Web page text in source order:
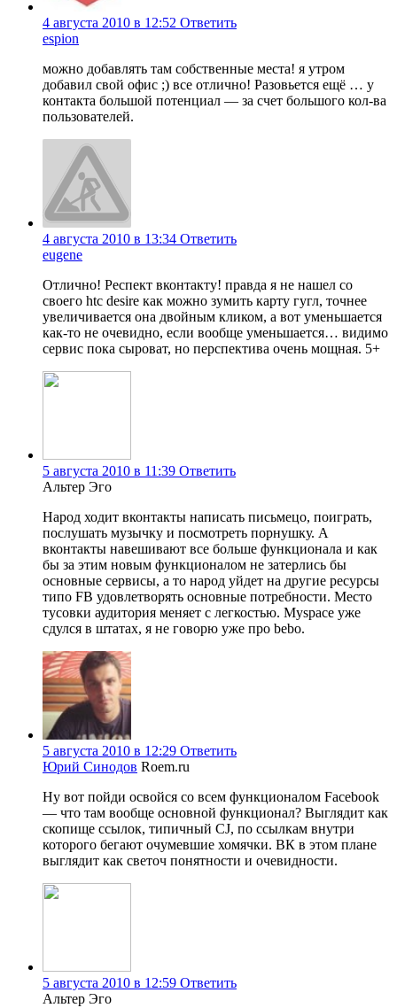
4 августа 2010 в 12:52 Ответить
espion
можно добавлять там собственные места! я утром
добавил свой офис ;) все отлично! Разовьется ещё … у
контакта большой потенциал — за счет большого кол-ва
пользователей.
4 августа 2010 в 13:34 Ответить
eugene
Отлично! Респект вконтакту! правда я не нашел со
своего htc desire как можно зумить карту гугл, точнее
увеличивается она двойным кликом, а вот уменьшается
как-то не очевидно, если вообще уменьшается… видимо
сервис пока сыроват, но перспектива очень мощная. 5+
5 августа 2010 в 11:39 Ответить
Альтер Эго
Народ ходит вконтакты написать письмецо, поиграть,
послушать музычку и посмотреть порнушку. А
вконтакты навешивают все больше функционала и как
бы за этим новым функционалом не затерлись бы
основные сервисы, а то народ уйдет на другие ресурсы
типо FB удовлетворять основные потребности. Место
тусовки аудитория меняет с легкостью. Myspace уже
сдулся в штатах, я не говорю уже про bebo.
5 августа 2010 в 12:29 Ответить
Юрий Синодов Roem.ru
Ну вот пойди освойся со всем функционалом Facebook
— что там вообще основной функционал? Выглядит как
скопище ссылок, типичный CJ, по ссылкам внутри
которого бегают очумевшие хомячки. ВК в этом плане
выглядит как светоч понятности и очевидности.
5 августа 2010 в 12:59 Ответить
Альтер Эго